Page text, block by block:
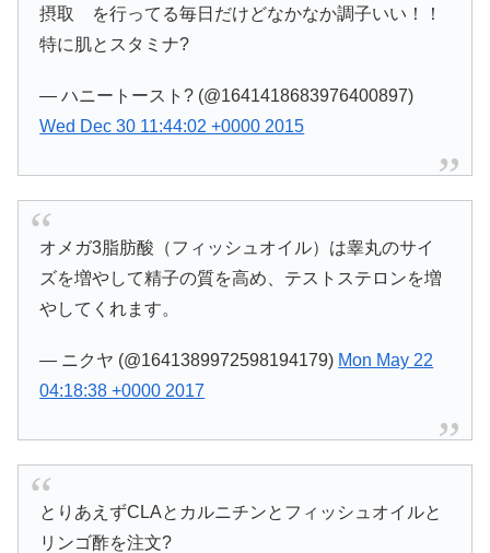
摂取 を行ってる毎日だけどなかなか調子いい！！
特に肌とスタミナ?
— ハニートースト? (@1641418683976400897)
Wed Dec 30 11:44:02 +0000 2015
オメガ3脂肪酸（フィッシュオイル）は睾丸のサイ
ズを増やして精子の質を高め、テストステロンを増
やしてくれます。
— ニクヤ (@1641389972598194179) Mon May 22
04:18:38 +0000 2017
とりあえずCLAとカルニチンとフィッシュオイルと
リンゴ酢を注文?